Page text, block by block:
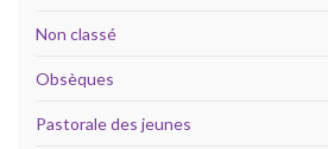
Non classé
Obsèques
Pastorale des jeunes